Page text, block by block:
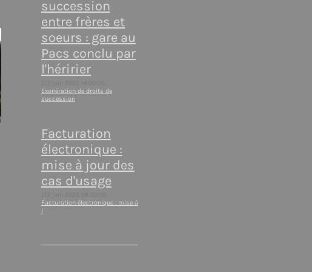
succession
entre frères et
soeurs : gare au
Pacs conclu par
l'héririer
Exonération de droits de
succession
Facturation
électronique :
mise à jour des
cas d'usage
Facturation électronique : mise à
j